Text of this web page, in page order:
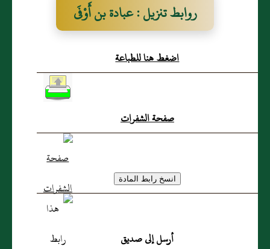
روابط تنزيل : عبادة بن أَوْفَى
النميري
اضغط هنا للطباعة
صفحة الشفرات
أرسل إلى صديق